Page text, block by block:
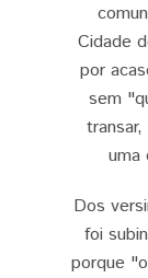
Cidade
por
sem
uma
Dos
foi
porque